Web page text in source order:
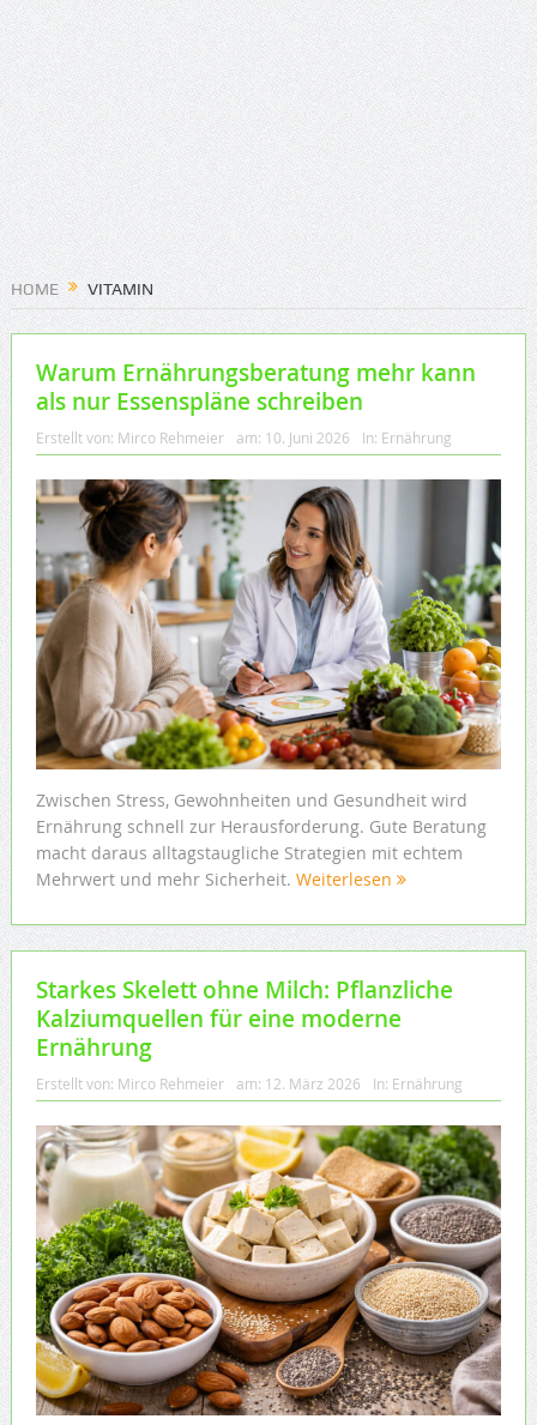
HOME VITAMIN
Warum Ernährungsberatung mehr kann
als nur Essenspläne schreiben
Erstellt von: Mirco Rehmeier am: 10. Juni 2026 In: Ernährung
Zwischen Stress, Gewohnheiten und Gesundheit wird
Ernährung schnell zur Herausforderung. Gute Beratung
macht daraus alltagstaugliche Strategien mit echtem
Mehrwert und mehr Sicherheit. Weiterlesen
Starkes Skelett ohne Milch: Pflanzliche
Kalziumquellen für eine moderne
Ernährung
Erstellt von: Mirco Rehmeier am: 12. März 2026 In: Ernährung